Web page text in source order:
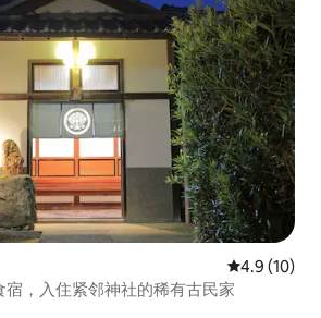
平均评分
4.9 (10)
，入住紧邻神社的稀有古民家